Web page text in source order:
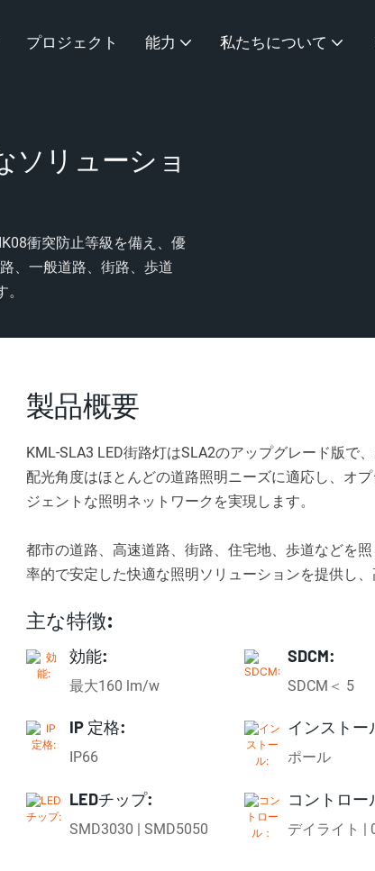
プロジェクト 能力 私たちについて
ソリューショ
衝突防止等級を備え、優
、一般道路、街路、歩道
製品概要
KML-SLA3 LED街路灯はSLA2のアップグレード版で
配光角度はほとんどの道路照明ニーズに適応し、オ
ジェントな照明ネットワークを実現します。
都市の道路、高速道路、街路、住宅地、歩道などを
率的で安定した快適な照明ソリューションを提供し
主な特徴:
効能:
最大160 lm/w
SDCM:
SDCM＜ 5
IP 定格:
IP66
インストー
ポール
LEDチップ:
SMD3030 | SMD5050
コントロー
デイライト |